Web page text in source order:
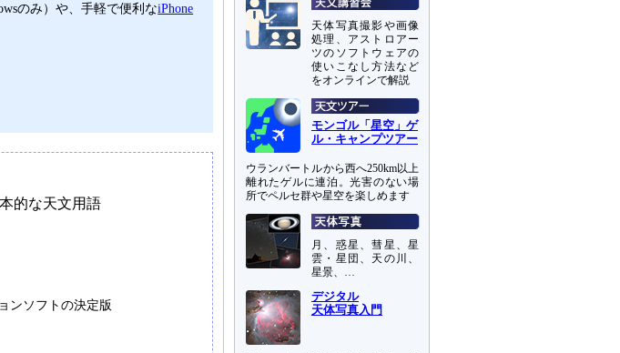
のみ）や、手軽で便利なiPhone
的な天文用語
ンソフトの決定版
天体写真撮影や画像
処理、アストロアー
ツのソフトウェアの
使いこなし方法など
をオンラインで解説
モンゴル「星空」ゲ
ル・キャンプツアー
ウランバートルから西へ250km以上
離れたゲルに連泊。光害のない場
所でペルセ群や星空を楽しめます
月、惑星、彗星、星
雲・星団、天の川、
星景、…
デジタル
天体写真入門